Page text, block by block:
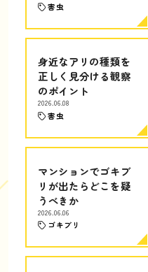
害虫
身近なアリの種類を
正しく見分ける観察
のポイント
2026.06.08
害虫
マンションでゴキブ
リが出たらどこを疑
うべきか
2026.06.06
ゴキブリ